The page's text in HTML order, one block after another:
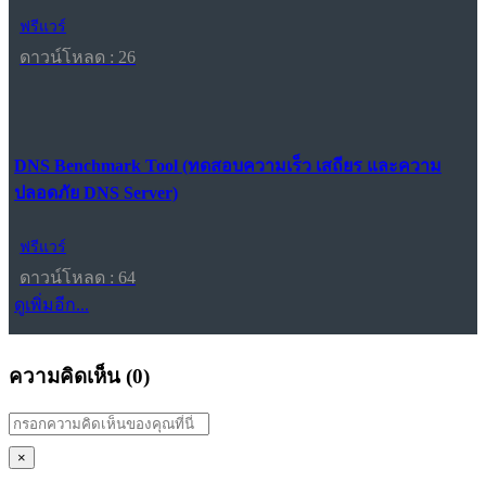
ฟรีแวร์
ดาวน์โหลด : 26
DNS Benchmark Tool (ทดสอบความเร็ว เสถียร และความ
ปลอดภัย DNS Server)
ฟรีแวร์
ดาวน์โหลด : 64
ดูเพิ่มอีก...
ความคิดเห็น (0)
×